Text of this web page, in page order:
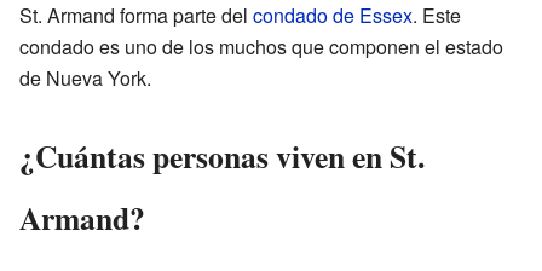
St. Armand forma parte del condado de Essex. Este
condado es uno de los muchos que componen el estado
de Nueva York.
¿Cuántas personas viven en St.
Armand?